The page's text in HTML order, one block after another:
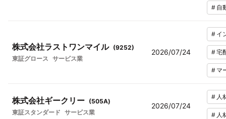
# 自
株式会社ラストワンマイル (9252)
東証グロース サービス業
2026/07/24
# イ
#宅
# マ
株式会社ギークリー (505A)
東証スタンダード サービス業
2026/07/24
# 人
# 人